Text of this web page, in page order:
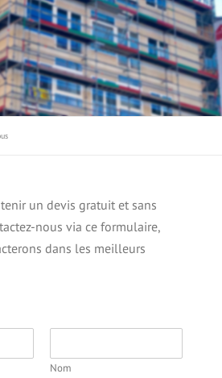
un devis gratuit et sans
nous via ce formulaire,
dans les meilleurs
Nom